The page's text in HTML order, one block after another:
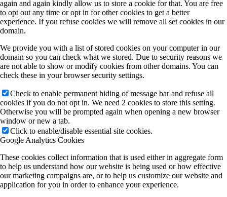
again and again kindly allow us to store a cookie for that. You are free
to opt out any time or opt in for other cookies to get a better
experience. If you refuse cookies we will remove all set cookies in our
domain.
We provide you with a list of stored cookies on your computer in our
domain so you can check what we stored. Due to security reasons we
are not able to show or modify cookies from other domains. You can
check these in your browser security settings.
Check to enable permanent hiding of message bar and refuse all
cookies if you do not opt in. We need 2 cookies to store this setting.
Otherwise you will be prompted again when opening a new browser
window or new a tab.
Click to enable/disable essential site cookies.
Google Analytics Cookies
These cookies collect information that is used either in aggregate form
to help us understand how our website is being used or how effective
our marketing campaigns are, or to help us customize our website and
application for you in order to enhance your experience.